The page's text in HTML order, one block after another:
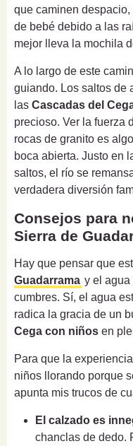
que caminen
de bebé debido a las
mejor lleva la mochila
A lo largo de este
guiando. Los saltos de
las Cascadas del
precioso. Ver la fuerza
rocas de granito es
boca abierta. Justo en
saltos, el río se
verdadera diversión
Consejos para
Sierra de
Hay que pensar que
Guadarrama y el agua
cumbres. Sí, el agua
radica la gracia de un
Cega con niños en
Para que la
niños llorando porque
apunta mis trucos de
El calzado es
chanclas de dedo.